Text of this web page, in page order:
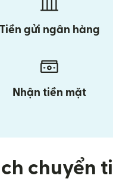
Tiền gửi ngân hàng
Nhận tiền mặt
chuyển